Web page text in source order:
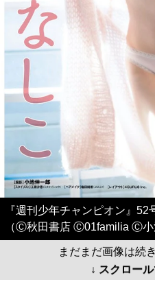
『週刊少年チャンピオン』
（Ⓒ秋田書店 Ⓒ01familia Ⓒ小
まだまだ画像は続
↓ スクロー